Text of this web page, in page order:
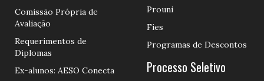
Comissão Própria de
Avaliação
Requerimentos de
Diplomas
Ex-alunos: AESO Conecta
Prouni
Fies
Programas de Descontos
Processo Seletivo